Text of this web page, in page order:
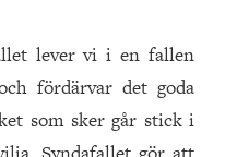
lever vi i en fallen
fördärvar det goda
som sker går stick i